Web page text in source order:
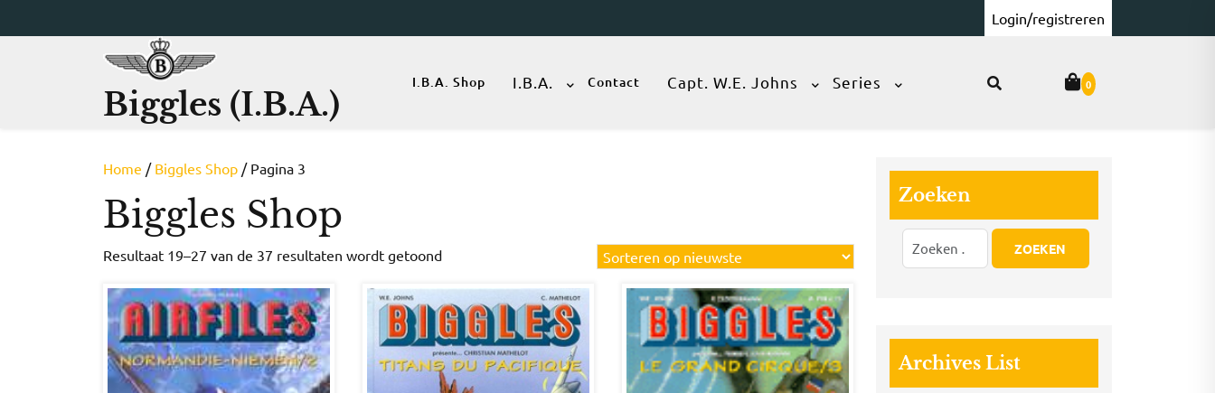
naar
Login/registreren
Biggles (I.B.A.)
I.B.A. Shop I.B.A. Contact Capt. W.E. Johns Series 0
Home / Biggles Shop / Pagina 3
Biggles Shop
Resultaat 19–27 van de 37 resultaten wordt getoondGesorteerd
Zoeken
Archives List